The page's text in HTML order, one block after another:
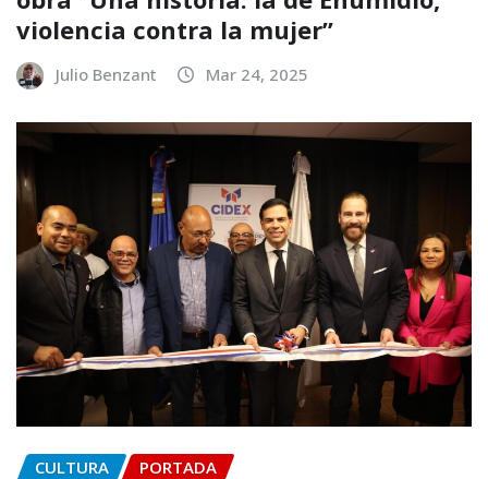
violencia contra la mujer”
Julio Benzant Mar 24, 2025
CULTURA PORTADA